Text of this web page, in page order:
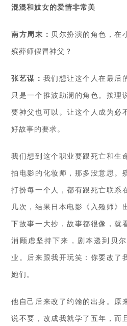
混混和妓女的爱情非常美
南方周末： 贝尔扮演的角色，在
殡葬师假冒神父？
张艺谋： 我们想让这个人在最后
只是一个推波助澜的角色。按理
要神父也可以。让这个人成为必
好故事的要求。
我们想到这个职业要跟死亡和生
拍电影的化妆师，那多没意思。
打扮每一个人，都有跟死亡联系
几次，结果日本电影《入殓师》
下故事一大抄，故事都很像，就
消顾虑坚持下来，剧本递到贝
业。后来跟我开玩笑：你要改了
她们。
他自己后来改了约翰的出身。原
说不要，改成我就学了五年，而